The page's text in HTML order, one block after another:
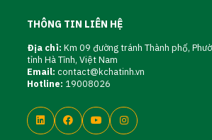
THÔNG TIN LIÊN HỆ
Địa chỉ: Km 09 đường tránh Thành phố,
tỉnh Hà Tĩnh, Việt Nam
Email: contact@kchatinh.vn
Hotline: 19008026